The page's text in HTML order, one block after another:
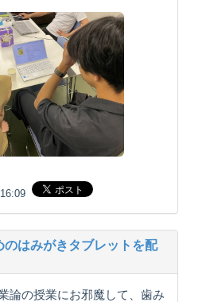
のはみがきタブレットを配
論の授業にお邪魔して、歯み